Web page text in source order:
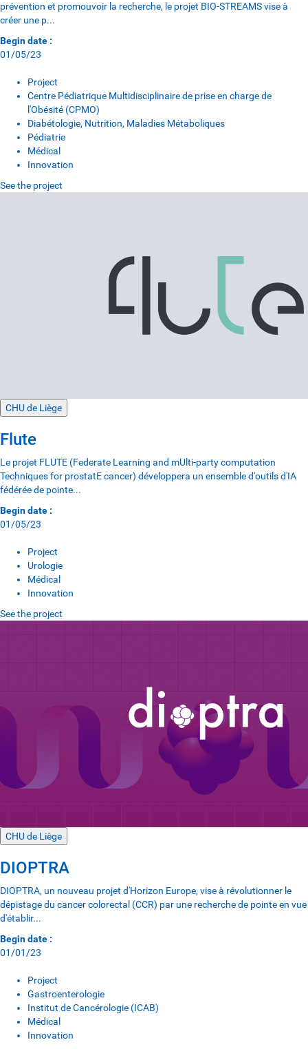
prévention et promouvoir la recherche, le projet BIO-STREAMS vise à
créer une p...
Begin date :
01/05/23
Project
Centre Pédiatrique Multidisciplinaire de prise en charge de
l'Obésité (CPMO)
Diabétologie, Nutrition, Maladies Métaboliques
Pédiatrie
Médical
Innovation
See the project
CHU de Liège
Flute
Le projet FLUTE (Federate Learning and mUlti-party computation
Techniques for prostatE cancer) développera un ensemble d'outils d'IA
fédérée de pointe...
Begin date :
01/05/23
Project
Urologie
Médical
Innovation
See the project
CHU de Liège
DIOPTRA
DIOPTRA, un nouveau projet d'Horizon Europe, vise à révolutionner le
dépistage du cancer colorectal (CCR) par une recherche de pointe en vue
d'établir...
Begin date :
01/01/23
Project
Gastroenterologie
Institut de Cancérologie (ICAB)
Médical
Innovation